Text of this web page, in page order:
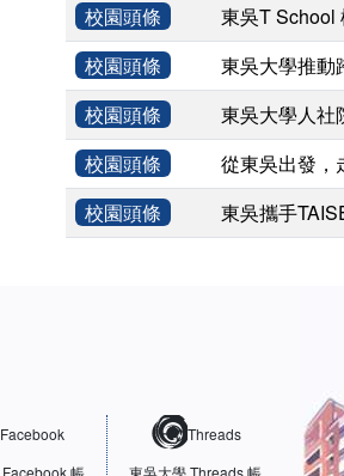
校園頭條
東吳T School
校園頭條
東吳大學推動
校園頭條
東吳大學人社
校園頭條
從東吳出發，
校園頭條
東吳攜手
Facebook
Facebook 帳
Threads
東吳大學Threads 帳